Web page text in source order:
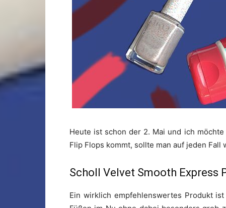
Heute ist schon der 2. Mai und ich
Flip Flops kommt, sollte man auf jeden
Scholl Velvet Smooth Express
Ein wirklich empfehlenswertes Produkt